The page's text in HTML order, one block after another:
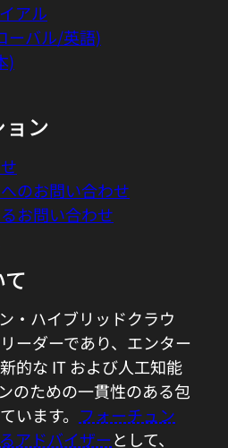
アル
ーバル/英語)
)
ン
のお問い合わせ
お問い合わせ
・ハイブリッドクラウ
ーダーであり、エンター
的な IT および人工知能
のための一貫性のある包
います。 フォーチュン
アドバイザーとして、